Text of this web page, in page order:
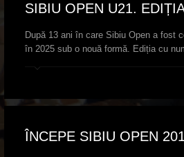
SIBIU OPEN U21.
După 13 ani în care Sibiu Open a fost
în 2025 sub o nouă formă. Ediția cu
ÎNCEPE SIBIU OPEN